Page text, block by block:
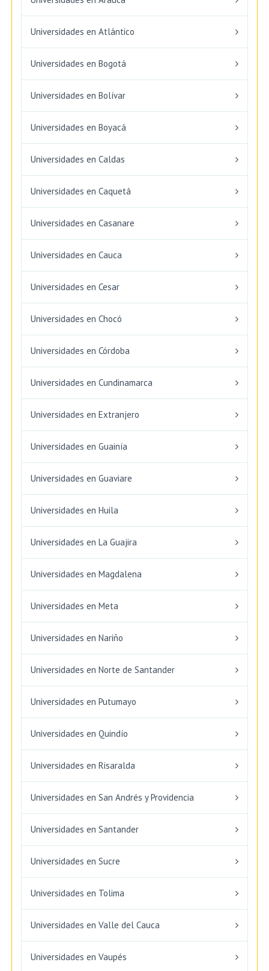
Universidades en Atlántico
Universidades en Bogotá
Universidades en Bolívar
Universidades en Boyacá
Universidades en Caldas
Universidades en Caquetá
Universidades en Casanare
Universidades en Cauca
Universidades en Cesar
Universidades en Chocó
Universidades en Córdoba
Universidades en Cundinamarca
Universidades en Extranjero
Universidades en Guainía
Universidades en Guaviare
Universidades en Huila
Universidades en La Guajira
Universidades en Magdalena
Universidades en Meta
Universidades en Nariño
Universidades en Norte de Santander
Universidades en Putumayo
Universidades en Quindío
Universidades en Risaralda
Universidades en San Andrés y Providencia
Universidades en Santander
Universidades en Sucre
Universidades en Tolima
Universidades en Valle del Cauca
Universidades en Vaupés